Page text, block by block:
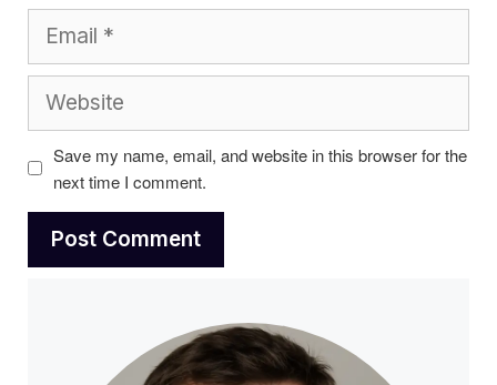
Save my name, email, and website in this browser for the
next time I comment.